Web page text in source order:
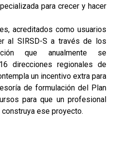
para crecer y hacer
acreditados como usuarios
al SIRSD-S a través de los
que anualmente se
direcciones regionales de
un incentivo extra para
de formulación del Plan
para que un profesional
ese proyecto.